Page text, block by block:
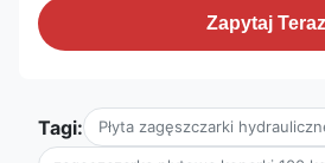
Zapytaj Teraz
Tagi: Płyta zagęszczarki